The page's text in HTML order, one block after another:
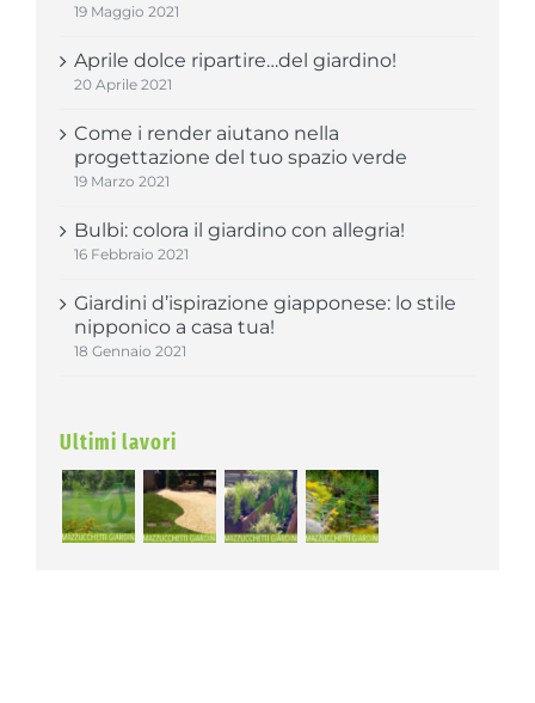
19 Maggio 2021
Aprile dolce ripartire…del giardino!
20 Aprile 2021
Come i render aiutano nella
progettazione del tuo spazio verde
19 Marzo 2021
Bulbi: colora il giardino con allegria!
16 Febbraio 2021
Giardini d’ispirazione giapponese: lo stile
nipponico a casa tua!
18 Gennaio 2021
Ultimi lavori